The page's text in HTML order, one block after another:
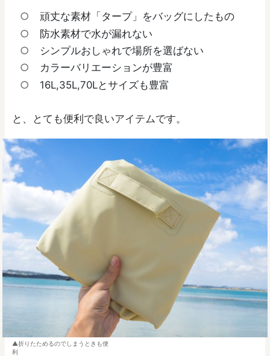
頑丈な素材「タープ」をバッグにしたもの
防水素材で水が漏れない
シンプルおしゃれで場所を選ばない
カラーバリエーションが豊富
16L,35L,70Lとサイズも豊富
と、とても便利で良いアイテムです。
折りたためるのでしまうときも便
利